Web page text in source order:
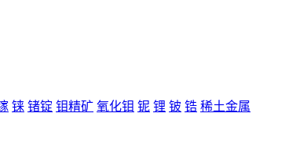
铼 锗锭 钼精矿 氧化钼 铌 锂 铍 锆 稀土金属